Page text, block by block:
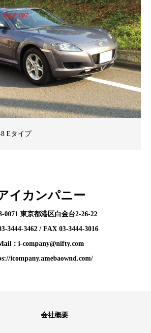
Eタイプ
イカンパニー
0071 東京都港区白金台2-26-22
3444-3462 / FAX 03-3444-3016
：i-company@nifty.com
icompany.amebaownd.com/
会社概要